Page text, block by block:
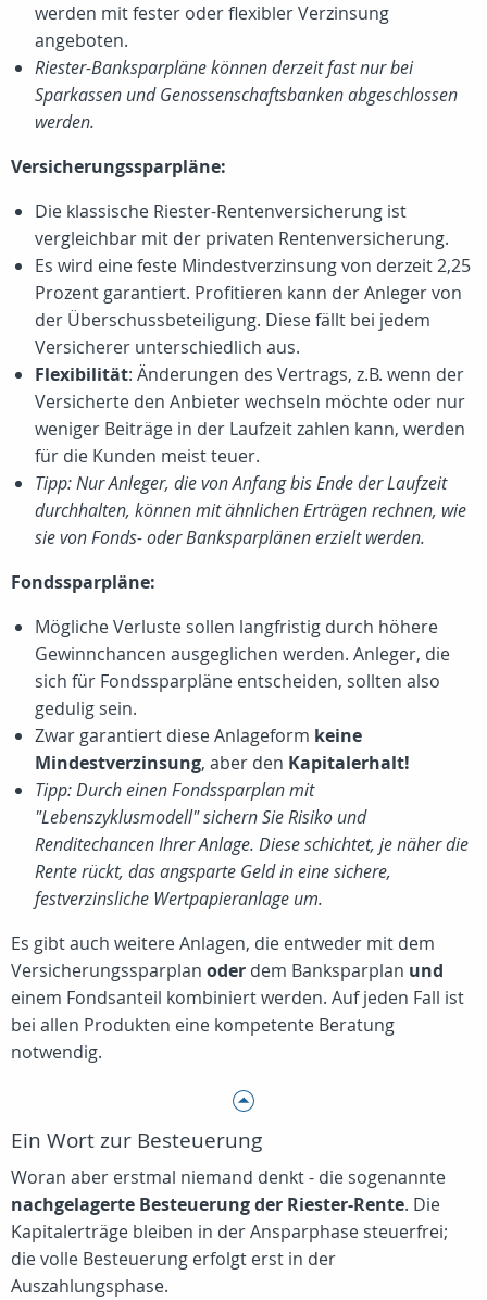
werden mit fester oder flexibler Verzinsung
angeboten.
Riester-Banksparpläne können derzeit fast nur bei
Sparkassen und Genossenschaftsbanken abgeschlossen
werden.
Versicherungssparpläne:
Die klassische Riester-Rentenversicherung ist
vergleichbar mit der privaten Rentenversicherung.
Es wird eine feste Mindestverzinsung von derzeit 2,25
Prozent garantiert. Profitieren kann der Anleger von
der Überschussbeteiligung. Diese fällt bei jedem
Versicherer unterschiedlich aus.
Flexibilität: Änderungen des Vertrags, z.B. wenn der
Versicherte den Anbieter wechseln möchte oder nur
weniger Beiträge in der Laufzeit zahlen kann, werden
für die Kunden meist teuer.
Tipp: Nur Anleger, die von Anfang bis Ende der Laufzeit
durchhalten, können mit ähnlichen Erträgen rechnen, wie
sie von Fonds- oder Banksparplänen erzielt werden.
Fondssparpläne:
Mögliche Verluste sollen langfristig durch höhere
Gewinnchancen ausgeglichen werden. Anleger, die
sich für Fondssparpläne entscheiden, sollten also
gedulig sein.
Zwar garantiert diese Anlageform keine
Mindestverzinsung, aber den Kapitalerhalt!
Tipp: Durch einen Fondssparplan mit
"Lebenszyklusmodell" sichern Sie Risiko und
Renditechancen Ihrer Anlage. Diese schichtet, je näher die
Rente rückt, das angsparte Geld in eine sichere,
festverzinsliche Wertpapieranlage um.
Es gibt auch weitere Anlagen, die entweder mit dem
Versicherungssparplan oder dem Banksparplan und
einem Fondsanteil kombiniert werden. Auf jeden Fall ist
bei allen Produkten eine kompetente Beratung
notwendig.
Ein Wort zur Besteuerung
Woran aber erstmal niemand denkt - die sogenannte
nachgelagerte Besteuerung der Riester-Rente. Die
Kapitalerträge bleiben in der Ansparphase steuerfrei;
die volle Besteuerung erfolgt erst in der
Auszahlungsphase.